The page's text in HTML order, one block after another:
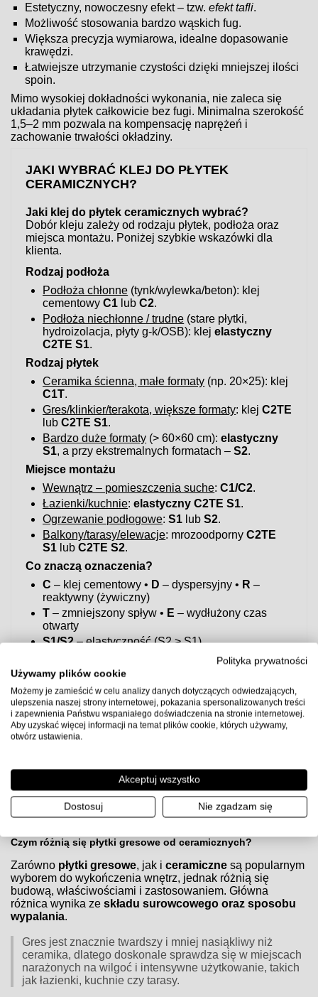
Estetyczny, nowoczesny efekt – tzw.efekt tafli.
Możliwość stosowania bardzo wąskich fug.
Większa precyzja wymiarowa, idealne dopasowanie
krawędzi.
Łatwiejsze utrzymanie czystości dzięki mniejszej ilości
spoin.
Mimo wysokiej dokładności wykonania, nie zaleca się
układania płytek całkowicie bez fugi. Minimalna szerokość
1,5–2 mm pozwala na kompensację naprężeń i
zachowanie trwałości okładziny.
JAKI WYBRAĆ KLEJ DO PŁYTEK
CERAMICZNYCH?
Jaki klej do płytek ceramicznych wybrać?
Dobór kleju zależy od rodzaju płytek, podłoża oraz
miejsca montażu. Poniżej szybkie wskazówki dla
klienta.
Rodzaj podłoża
Podłoża chłonne (tynk/wylewka/beton): klej
cementowyC1 lubC2.
Podłoża niechłonne / trudne (stare płytki,
hydroizolacja, płyty g-k/OSB): klejelastyczny
C2TE S1.
Rodzaj płytek
Ceramika ścienna, małe formaty (np. 20×25): klej
C1T.
Gres/klinkier/terakota, większe formaty: klejC2TE
lubC2TE S1.
Bardzo duże formaty (> 60×60 cm):elastyczny
S1, a przy ekstremalnych formatach –S2.
Miejsce montażu
Wewnątrz – pomieszczenia suche:C1/C2.
Łazienki/kuchnie:elastyczny C2TE S1.
Ogrzewanie podłogowe:S1 lubS2.
Balkony/tarasy/elewacje: mrozoodpornyC2TE
S1 lubC2TE S2.
Co znaczą oznaczenia?
C – klej cementowy • D – dyspersyjny • R –
reaktywny (żywiczny)
T – zmniejszony spływ • E – wydłużony czas
otwarty
S1/S2– elastyczność (S2 > S1)
Do większości zastosowań w łazience/kuchni i na
ogrzewaniu podłogowym bezpiecznym wyborem jest
klej elastyczny C2TE S1.
Uwaga:przed użyciem sprawdź kartę techniczną producenta
kleju, przygotuj podłoże zgodnie z wytycznymi (gruntowanie,
Czym różnią się płytki gresowe od ceramicznych?
Czym różnią się płytki gresowe od ceramicznych?
Zarówno płytki gresowe, jak iceramiczne są popularnym
wyborem do wykończenia wnętrz, jednak różnią się
budową, właściwościami i zastosowaniem. Główna
różnica wynika zeskładu surowcowego oraz sposobu
wypalania.
Gres jest znacznie twardszy i mniej nasiąkliwy niż
ceramika, dlatego doskonale sprawdza się w miejscach
narażonych na wilgoć i intensywne użytkowanie, takich
jak łazienki, kuchnie czy tarasy.
Polityka prywatności
Używamy plików cookie
Możemy je zamieścić w celu analizy danych dotyczących odwiedzających,
ulepszenia naszej strony internetowej, pokazania spersonalizowanych treści
i zapewnienia Państwu wspaniałego doświadczenia na stronie internetowej.
Aby uzyskać więcej informacji na temat plików cookie, których używamy,
otwórz ustawienia.
Akceptuj wszystko
Dostosuj Nie zgadzam się